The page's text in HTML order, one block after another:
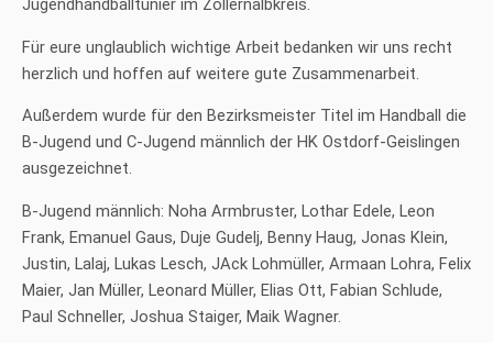
Jugendhandballtunier im Zollernalbkreis.
Für eure unglaublich wichtige Arbeit bedanken wir uns recht
herzlich und hoffen auf weitere gute Zusammenarbeit.
Außerdem wurde für den Bezirksmeister Titel im Handball die
B-Jugend und C-Jugend männlich der HK Ostdorf-Geislingen
ausgezeichnet.
B-Jugend männlich: Noha Armbruster, Lothar Edele, Leon
Frank, Emanuel Gaus, Duje Gudelj, Benny Haug, Jonas Klein,
Justin, Lalaj, Lukas Lesch, JAck Lohmüller, Armaan Lohra, Felix
Maier, Jan Müller, Leonard Müller, Elias Ott, Fabian Schlude,
Paul Schneller, Joshua Staiger, Maik Wagner.